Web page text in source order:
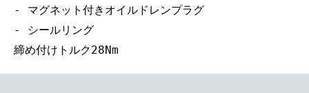
- マグネット付きオイルドレンプラグ
- シールリング
締め付けトルク28Nm